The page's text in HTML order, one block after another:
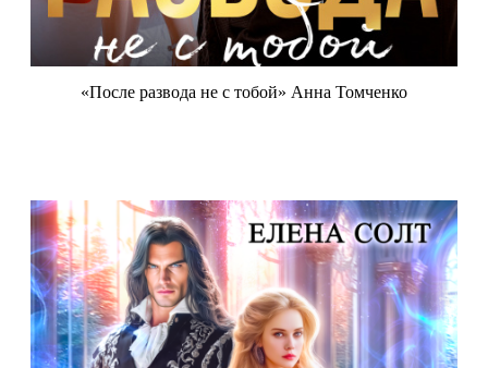
«После развода не с тобой» Анна Томченко